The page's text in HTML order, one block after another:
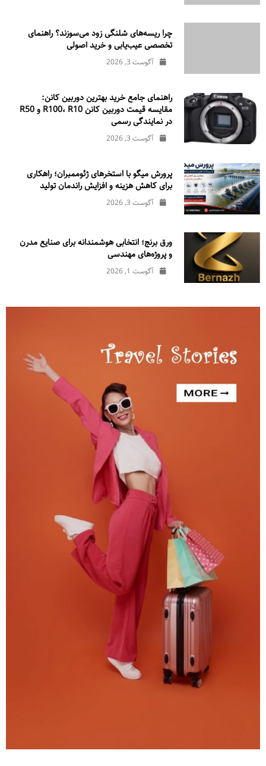
چرا ریسه‌های شلنگی زود می‌سوزند؟ راهنمای
تخصصی عیب‌یابی و خرید اصولی
آگوست 3, 2026
راهنمای جامع خرید بهترین دوربین کانن:
مقایسه قیمت دوربین کانن R100، R10 و R50
در نمایندگی رسمی
آگوست 3, 2026
پرورش میگو با استخرهای ژئوممبران؛ راهکاری
برای کاهش هزینه و افزایش راندمان تولید
آگوست 3, 2026
ورق برنج؛ انتخابی هوشمندانه برای صنایع مدرن
و پروژه‌های مهندسی
آگوست 1, 2026